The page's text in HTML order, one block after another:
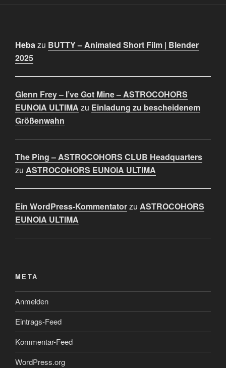
Hebazu BUTTY – Animated Short Film | Blender
2025
Glenn Frey – I’ve Got Mine – ASTROCOHORS
EUNOIA ULTIMA zu Einladung zu bescheidenem
Größenwahn
The Ping – ASTROCOHORS CLUB Headquarters
zu ASTROCOHORS EUNOIA ULTIMA
Ein WordPress-Kommentatorzu ASTROCOHORS
EUNOIA ULTIMA
META
Anmelden
Eintrags-Feed
Kommentar-Feed
WordPress.org